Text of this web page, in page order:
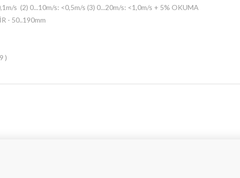
s (2) 0...10m/s: <0,5m/s (3) 0...20m/s: <1,0m/s + 5% OKUMA
- 50..190mm
)